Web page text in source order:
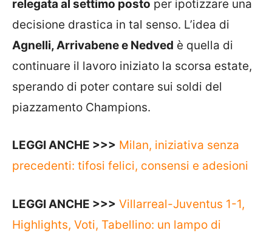
relegata al settimo posto per ipotizzare una
decisione drastica in tal senso. L’idea di
Agnelli, Arrivabene e Nedved è quella di
continuare il lavoro iniziato la scorsa estate,
sperando di poter contare sui soldi del
piazzamento Champions.
LEGGI ANCHE >>> Milan, iniziativa senza
precedenti: tifosi felici, consensi e adesioni
LEGGI ANCHE >>> Villarreal-Juventus 1-1,
Highlights, Voti, Tabellino: un lampo di